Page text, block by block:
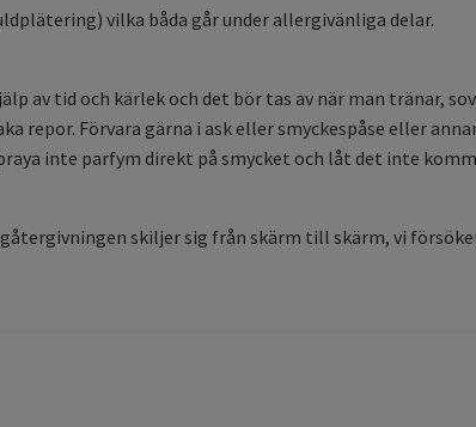
vilka båda går under allergivänliga delar.
tid och kärlek och det bör tas av när man tränar,
Förvara gärna i ask eller smyckespåse eller
inte parfym direkt på smycket och låt det inte
skiljer sig från skärm till skärm, vi